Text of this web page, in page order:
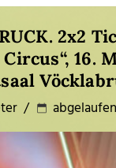
2x2
16.
/